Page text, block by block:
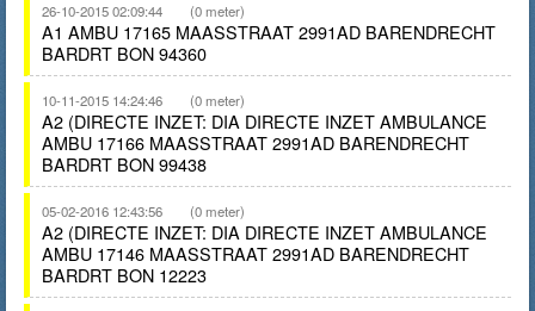
26-10-2015 02:09:44 (0 meter)
A1 AMBU 17165 MAASSTRAAT 2991AD BARENDRECHT
BARDRT BON 94360
10-11-2015 14:24:46 (0 meter)
A2 (DIRECTE INZET: DIA DIRECTE INZET AMBULANCE
AMBU 17166 MAASSTRAAT 2991AD BARENDRECHT
BARDRT BON 99438
05-02-2016 12:43:56 (0 meter)
A2 (DIRECTE INZET: DIA DIRECTE INZET AMBULANCE
AMBU 17146 MAASSTRAAT 2991AD BARENDRECHT
BARDRT BON 12223